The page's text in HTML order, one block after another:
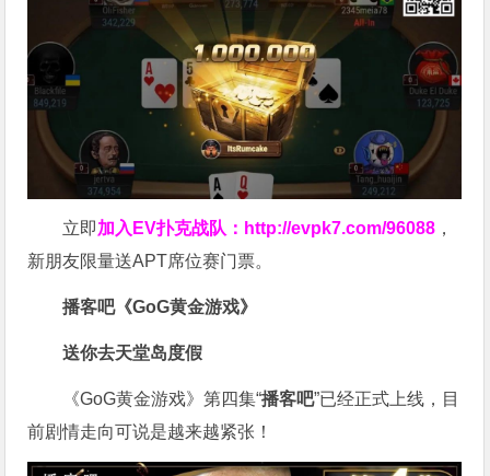
立即加入EV扑克战队： http://evpk7.com/96088 ，
新朋友限量送APT席位赛门票。
播客吧《GoG黄金游戏》
送你去天堂岛度假
《GoG黄金游戏》第四集“播客吧”已经正式上线，目
前剧情走向可说是越来越紧张！